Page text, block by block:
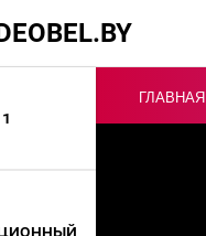
ГЛАВНАЯ